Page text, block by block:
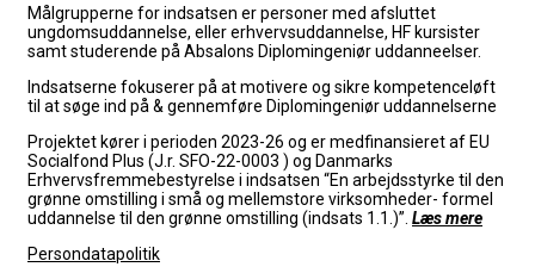
Målgrupperne for indsatsen er personer med afsluttet
ungdomsuddannelse, eller erhvervsuddannelse, HF kursister
samt studerende på Absalons Diplomingeniør uddanneelser.
Indsatserne fokuserer på atmotivere og sikre kompetenceløft
til at søge ind på & gennemføre Diplomingeniør uddannelserne
Projektet kører i perioden 2023-26 og er medfinansieret af EU
Socialfond Plus (J.r. SFO-22-0003 ) og Danmarks
Erhvervsfremmebestyrelse i indsatsen “En arbejdsstyrke til den
grønne omstilling i små og mellemstore virksomheder- formel
uddannelse til den grønne omstilling (indsats 1.1.)”. Læs mere
Persondatapolitik